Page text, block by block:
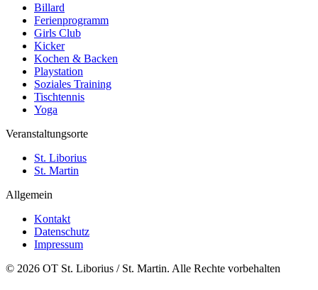
Billard
Ferienprogramm
Girls Club
Kicker
Kochen & Backen
Playstation
Soziales Training
Tischtennis
Yoga
Veranstaltungsorte
St. Liborius
St. Martin
Allgemein
Kontakt
Datenschutz
Impressum
© 2026 OT St. Liborius / St. Martin. Alle Rechte vorbehalten